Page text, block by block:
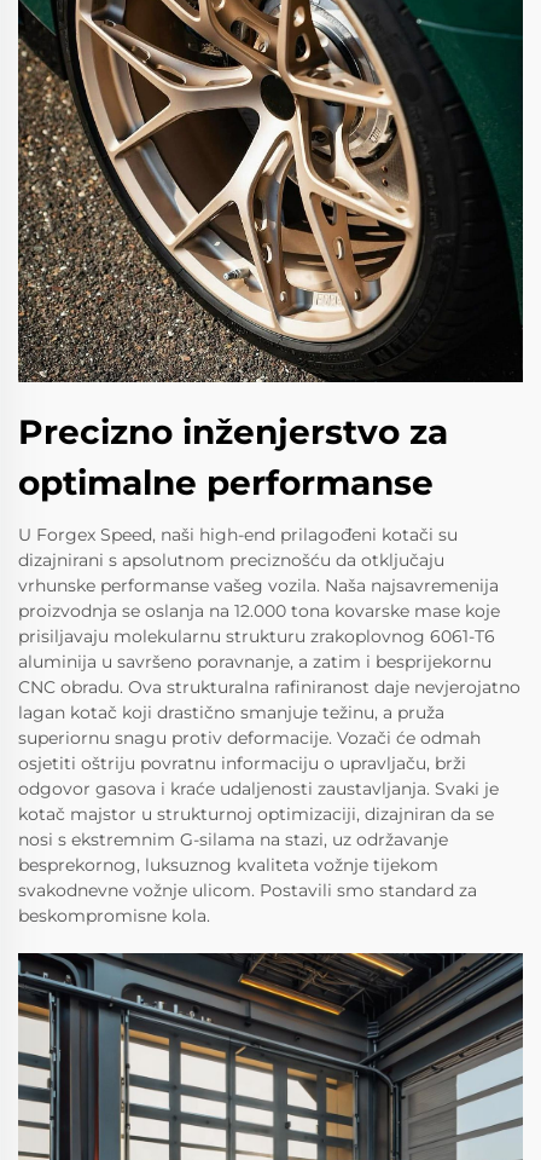
Precizno inženjerstvo za
optimalne performanse
U Forgex Speed, naši high-end prilagođeni kotači su
dizajnirani s apsolutnom preciznošću da otključaju
vrhunske performanse vašeg vozila. Naša najsavremenija
proizvodnja se oslanja na 12.000 tona kovarske mase koje
prisiljavaju molekularnu strukturu zrakoplovnog 6061-T6
aluminija u savršeno poravnanje, a zatim i besprijekornu
CNC obradu. Ova strukturalna rafiniranost daje nevjerojatno
lagan kotač koji drastično smanjuje težinu, a pruža
superiornu snagu protiv deformacije. Vozači će odmah
osjetiti oštriju povratnu informaciju o upravljaču, brži
odgovor gasova i kraće udaljenosti zaustavljanja. Svaki je
kotač majstor u strukturnoj optimizaciji, dizajniran da se
nosi s ekstremnim G-silama na stazi, uz održavanje
besprekornog, luksuznog kvaliteta vožnje tijekom
svakodnevne vožnje ulicom. Postavili smo standard za
beskompromisne kola.